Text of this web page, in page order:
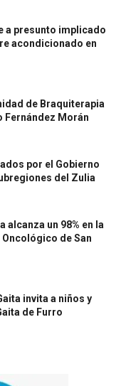
a presunto implicado
acondicionado en
de Braquiterapia
Fernández Morán
por el Gobierno
del Zulia
alcanza un 98% en la
de San
invita a niños y
de Furro